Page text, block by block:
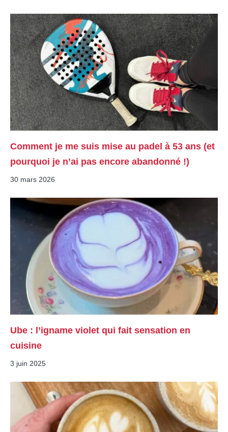
Comment je me suis mise au padel à 53 ans (et
pourquoi je n’ai pas encore abandonné !)
30 mars 2026
Ube : l’igname violet qui fait sensation en
cuisine
3 juin 2025